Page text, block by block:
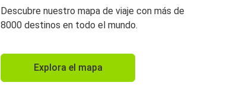
Descubre nuestro mapa de viaje con más de
8000 destinos en todo el mundo.
Explora el mapa